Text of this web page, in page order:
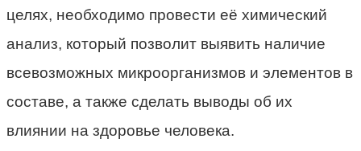
целях, необходимо провести её химический
анализ, который позволит выявить наличие
всевозможных микроорганизмов и элементов в
составе, а также сделать выводы об их
влиянии на здоровье человека.